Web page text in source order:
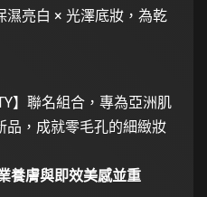
濕亮白 × 光澤底妝，為乾
】聯名組合，專為亞洲肌
品，成就零毛孔的細緻妝
養膚與即效美感並重